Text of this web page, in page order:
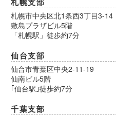
札幌市中央区北1条西3丁目3-14
敷島プラザビル5階
「札幌駅」徒歩約7分
仙台支部
仙台市青葉区中央2-11-19
仙南ビル5階
｢仙台駅｣徒歩約7分
千葉支部